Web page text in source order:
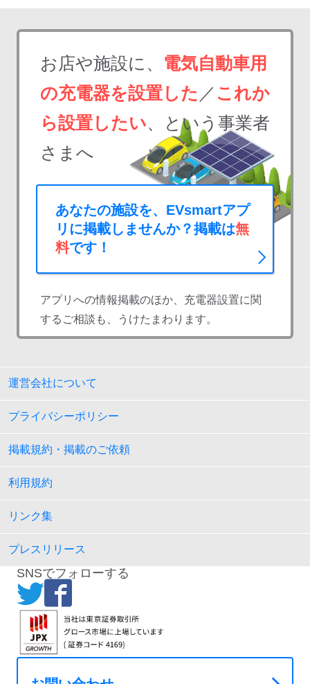
お店や施設に、 電気自動車用
の充電器を設置した ／ これか
ら設置したい、という事業者
さまへ
あなたの施設を、EVsmartアプ
リに掲載しませんか？掲載は無
料です！
アプリへの情報掲載のほか、充電器設置に関
するご相談も、うけたまわります。
運営会社について
プライバシーポリシー
掲載規約・掲載のご依頼
利用規約
リンク集
プレスリリース
SNSでフォローする